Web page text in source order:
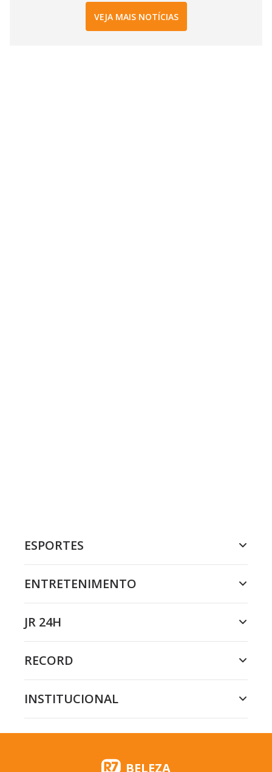
VEJA MAIS NOTÍCIAS
ESPORTES
ENTRETENIMENTO
JR 24H
RECORD
INSTITUCIONAL
BELEZA